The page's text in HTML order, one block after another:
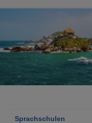
Sprachschulen